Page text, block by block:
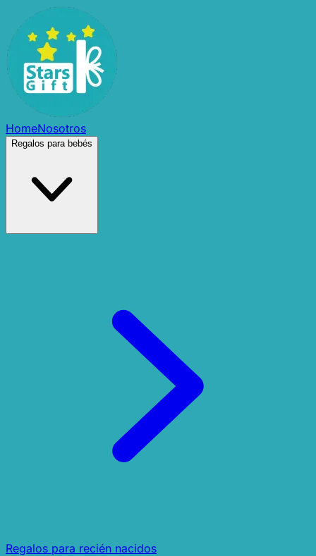
HomeNosotros
Regalos para bebés
Regalos para recién nacidos